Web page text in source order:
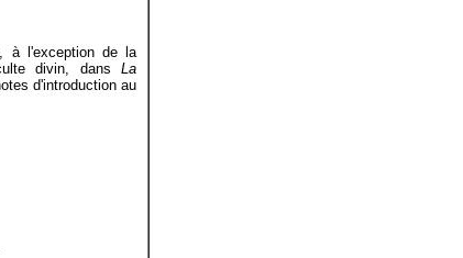
à l'exception de la
divin, dans La
d'introduction au